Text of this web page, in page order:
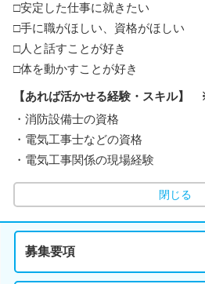
□安定した仕事に就きたい
□手に職がほしい、資格がほしい
□人と話すことが好き
□体を動かすことが好き
【あれば活かせる経験・スキル
・消防設備士の資格
・電気工事士などの資格
・電気工事関係の現場経験
閉じる
募集要項